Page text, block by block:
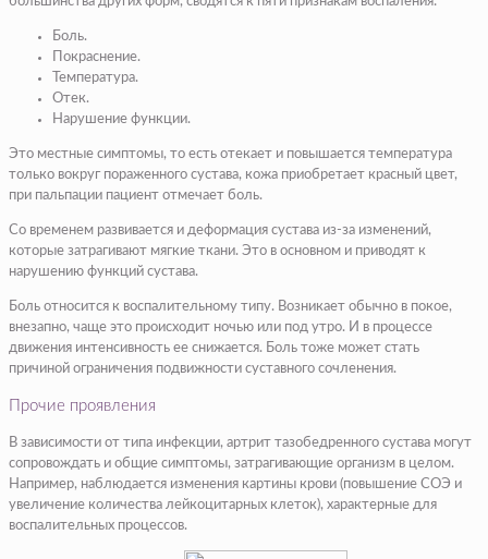
Боль.
Покраснение.
Температура.
Отек.
Нарушение функции.
Это местные симптомы, то есть отекает и повышается температура
только вокруг пораженного сустава, кожа приобретает красный цвет,
при пальпации пациент отмечает боль.
Со временем развивается и деформация сустава из-за изменений,
которые затрагивают мягкие ткани. Это в основном и приводят к
нарушению функций сустава.
Боль относится к воспалительному типу. Возникает обычно в покое,
внезапно, чаще это происходит ночью или под утро. И в процессе
движения интенсивность ее снижается. Боль тоже может стать
причиной ограничения подвижности суставного сочленения.
Прочие проявления
В зависимости от типа инфекции, артрит тазобедренного сустава могут
сопровождать и общие симптомы, затрагивающие организм в целом.
Например, наблюдается изменения картины крови (повышение СОЭ и
увеличение количества лейкоцитарных клеток), характерные для
воспалительных процессов.